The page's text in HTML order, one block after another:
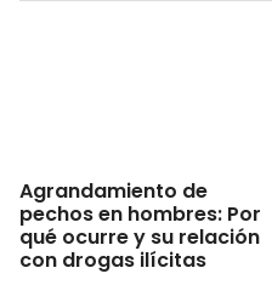
Agrandamiento de
pechos en hombres: Por
qué ocurre y su relación
con drogas ilícitas